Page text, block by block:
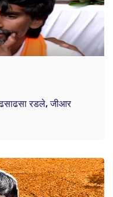
ढसाढसा रडले, जीआर